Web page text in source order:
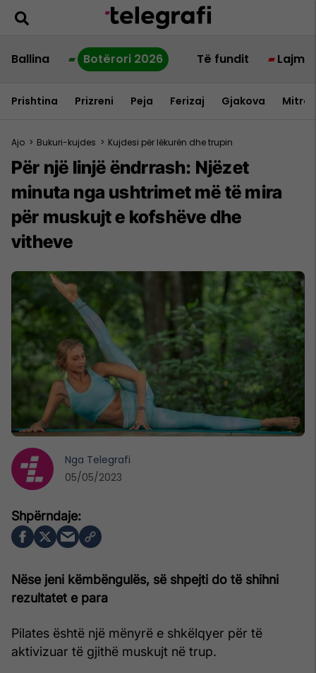
Ballina Botërori 2026 Të fundit Lajme
Prishtina Prizreni Peja Ferizaj Gjakova
Ajo > Bukuri-kujdes > Kujdesi për lëkurën dhe trupin
Për një linjë ëndrrash: Njëzet
minuta nga ushtrimet më të mira
për muskujt e kofshëve dhe
vitheve
Nëse jeni këmbëngulës, së shpejti do të shihni
rezultatet e para
Pilates është një mënyrë e shkëlqyer për të
aktivizuar të gjithë muskujt në trup.
Nga Telegrafi
05/05/2023